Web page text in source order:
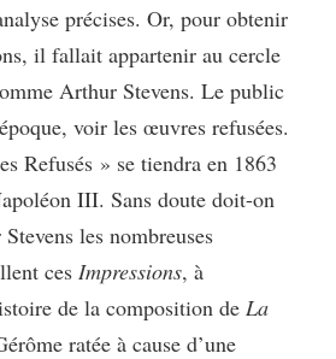
précises. Or, pour obtenir
il fallait appartenir au cercle
Arthur Stevens. Le public
voir les œuvres refusées.
Refusés » se tiendra en 1863
III. Sans doute doit-on
les nombreuses
ces Impressions, à
de la composition de La
ratée à cause d’une